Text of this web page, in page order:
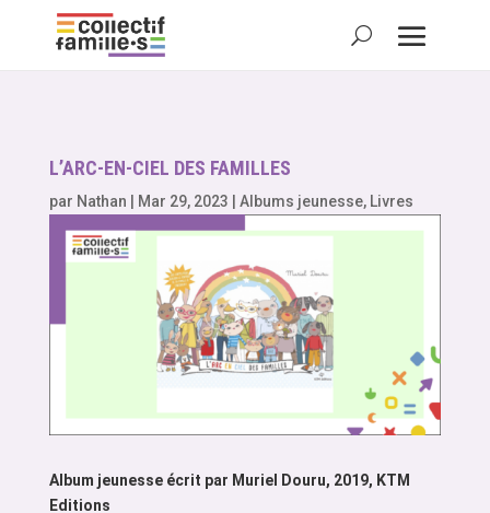
L’ARC-EN-CIEL DES FAMILLES
par Nathan Mar 29, 2023 Albums jeunesse, Livres
Album jeunesse écrit par Muriel Douru, 2019, KTM
Editions